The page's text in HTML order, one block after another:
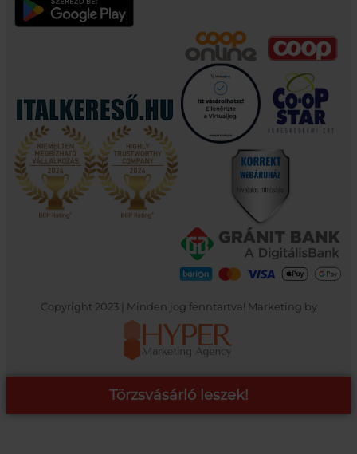
Copyright 2023 | Minden jog fenntartva! Marketing by
Törzsvásárló leszek!